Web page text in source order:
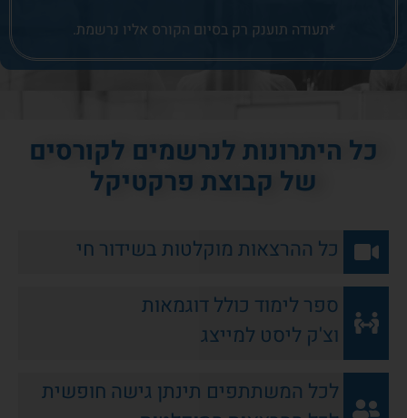
*תעודה תוענק רק בסיום הקורס אליו נרשמת.
כל היתרונות לנרשמים לקורסים
של קבוצת פרקטיקל
כל ההרצאות מוקלטות בשידור חי
ספר לימוד כולל דוגמאות
וצ'ק ליסט למייצג
לכל המשתתפים תינתן גישה חופשית